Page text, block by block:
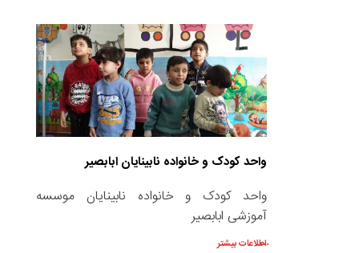
واحد کودک و خانواده نابینایان ابابصیر
واحد کودک و خانواده نابینایان موسسه
آموزشی ابابصیر
اطلاعات بیشتر